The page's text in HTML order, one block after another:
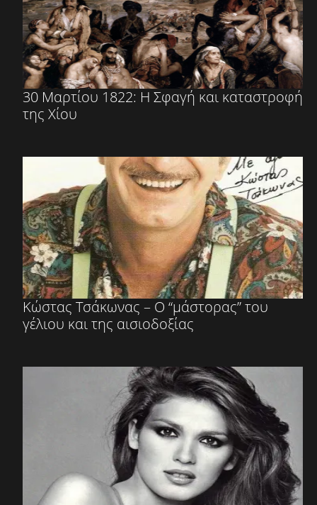
30 Μαρτίου 1822: Η Σφαγή και καταστροφή
της Χίου
Κώστας Τσάκωνας – Ο “μάστορας” του
γέλιου και της αισιοδοξίας